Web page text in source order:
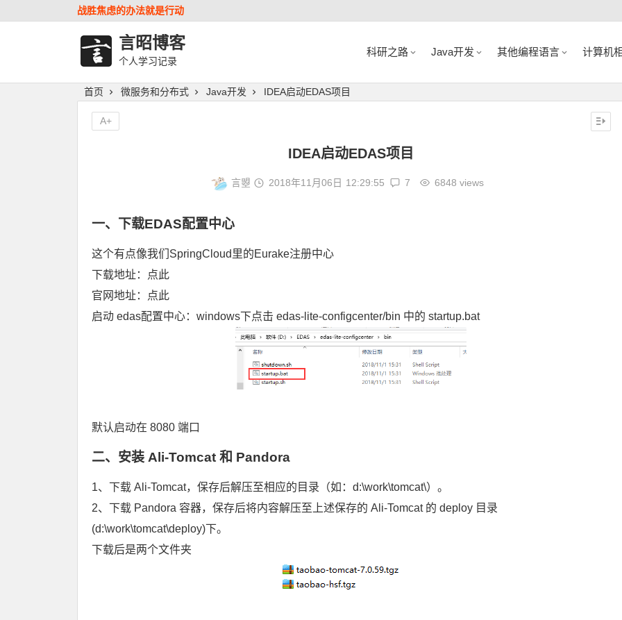
战胜焦虑的办法就是行动
言昭博客
个人学习记录
科研之路 Java开发 其他编程语言 计算机
首页 微服务和分布式 Java开发 IDEA启动EDAS项目
IDEA启动EDAS项目
言曌 2018年11月06日 12:29:55 7 6848 views
一、下载EDAS配置中心
这个有点像我们SpringCloud里的Eurake注册中心
下载地址：
点此
官网地址：
点此
启动 edas配置中心：windows下点击 edas-lite-configcenter/bin 中的 startup.bat
默认启动在 8080 端口
二、安装 Ali-Tomcat 和 Pandora
1、下载 Ali-Tomcat，保存后解压至相应的目录（如：d:\work\tomcat\）。
2、下载 Pandora 容器，保存后将内容解压至上述保存的 Ali-Tomcat 的 deploy 目录
(d:\work\tomcat\deploy)下。
下载后是两个文件夹
A+